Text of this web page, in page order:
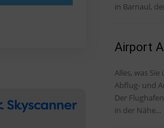
in Barnaul,
Airport
Alles, was
Abflug- und
Der
in der Nähe...